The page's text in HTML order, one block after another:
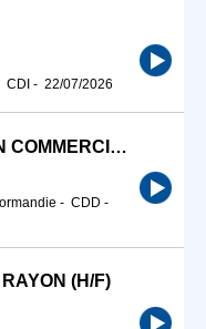
CDI - 22/07/2026
ASSISTANT(E) DE DIRECTION COMMERCIALE (H/F)
- CDD -
(H/F)